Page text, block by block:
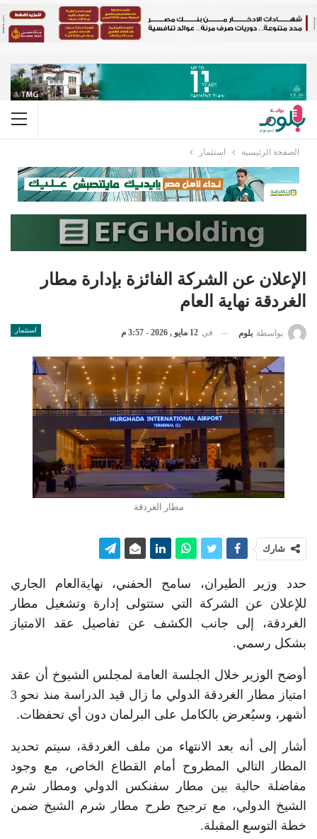
الصفحة الرئيسية استثمار
الإعلان عن الشركة الفائزة بإدارة مطار
الغردقة نهاية العام
استثمار بواسطة بلوم في 12 مايو , 2026 - 3:57 م
مطار الغردقة
شارك
حدد وزير الطيران، سامح الحفني، نهايةالعام الجاري
للإعلان عن الشركة التي ستتولى إدارة وتشغيل مطار
الغردقة، إلى جانب الكشف عن تفاصيل عقد الامتياز
بشكل رسمي.
أوضح الوزير خلال الجلسة العامة لمجلس الشيوخ أن عقد
امتياز مطار الغردقة الدولي ما زال قيد الدراسة منذ نحو 3
أشهر، وسيُعرض بالكامل على البرلمان دون أي تحفظات.
أشار إلى أنه بعد الانتهاء من ملف الغردقة، سيتم تحديد
المطار التالي المطروح أمام القطاع الخاص، مع وجود
مفاضلة حالية بين مطار سفنكس الدولي ومطار شرم
الشيخ الدولي، مع ترجيح طرح مطار شرم الشيخ ضمن
خطة التوسع المقبلة.